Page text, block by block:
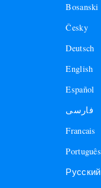
Bosanski
Česky
Deutsch
English
Español
فارسی
Francais
Português
Русский